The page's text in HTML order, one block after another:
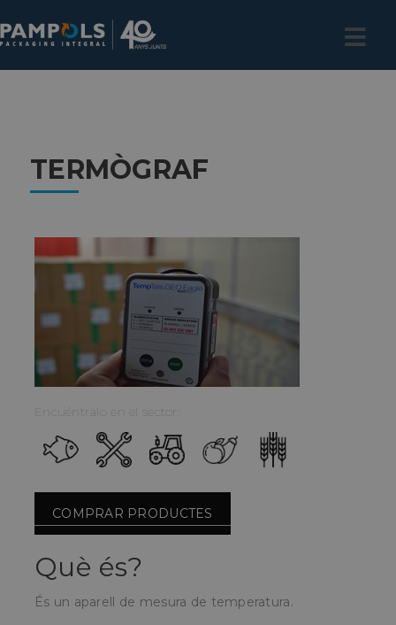
TERMÒGRAF
Encuéntralo en el sector:
COMPRAR PRODUCTES
Què és?
És un aparell de mesura de temperatura.